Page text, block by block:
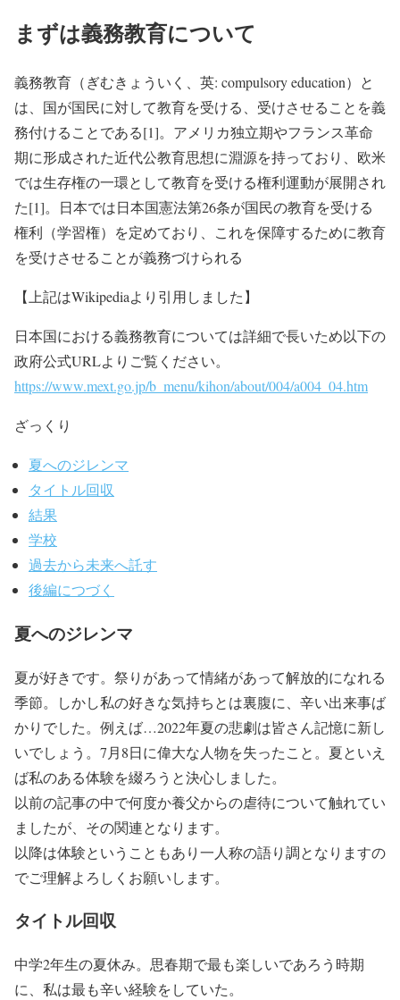
まずは義務教育について
義務教育（ぎむきょういく、英: compulsory education）と
は、国が国民に対して教育を受ける、受けさせることを義
務付けることである[1]。アメリカ独立期やフランス革命
期に形成された近代公教育思想に淵源を持っており、欧米
では生存権の一環として教育を受ける権利運動が展開され
た[1]。日本では日本国憲法第26条が国民の教育を受ける
権利（学習権）を定めており、これを保障するために教育
を受けさせることが義務づけられる
【上記はWikipediaより引用しました】
日本国における義務教育については詳細で長いため以下の
政府公式URLよりご覧ください。
https://www.mext.go.jp/b_menu/kihon/about/004/a004_04.htm
ざっくり
夏へのジレンマ
タイトル回収
結果
学校
過去から未来へ託す
後編につづく
夏へのジレンマ
夏が好きです。祭りがあって情緒があって解放的になれる
季節。しかし私の好きな気持ちとは裏腹に、辛い出来事ば
かりでした。例えば…2022年夏の悲劇は皆さん記憶に新し
いでしょう。7月8日に偉大な人物を失ったこと。夏といえ
ば私のある体験を綴ろうと決心しました。
以前の記事の中で何度か養父からの虐待について触れてい
ましたが、その関連となります。
以降は体験ということもあり一人称の語り調となりますの
でご理解よろしくお願いします。
タイトル回収
中学2年生の夏休み。思春期で最も楽しいであろう時期
に、私は最も辛い経験をしていた。